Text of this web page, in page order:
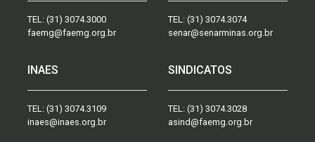
TEL: (31) 3074.3000
faemg@faemg.org.br
TEL: (31) 3074.3074
senar@senarminas.org.br
INAES
TEL: (31) 3074.3109
inaes@inaes.org.br
SINDICATOS
TEL: (31) 3074.3028
asind@faemg.org.br